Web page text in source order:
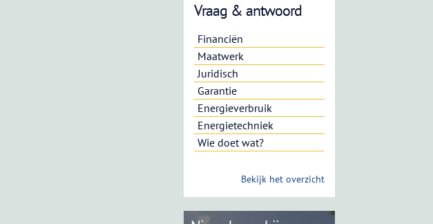
Vraag & antwoord
Financiën
Maatwerk
Juridisch
Garantie
Energieverbruik
Energietechniek
Wie doet wat?
Bekijk het overzicht